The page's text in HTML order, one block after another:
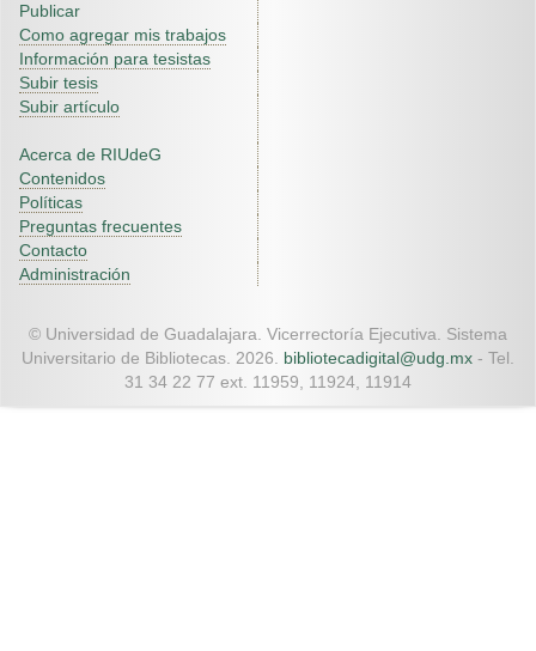
Publicar
Como agregar mis trabajos
Información para tesistas
Subir tesis
Subir artículo
Acerca de RIUdeG
Contenidos
Políticas
Preguntas frecuentes
Contacto
Administración
© Universidad de Guadalajara. Vicerrectoría Ejecutiva. Sistema
Universitario de Bibliotecas. 2026. bibliotecadigital@udg.mx - Tel.
31 34 22 77 ext. 11959, 11924, 11914